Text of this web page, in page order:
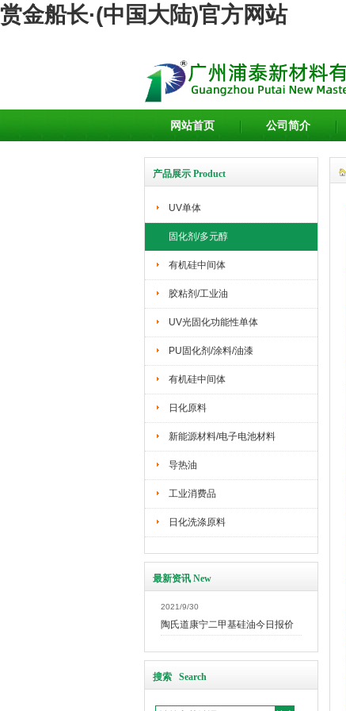
赏金船长·(中国大陆)官方网站
网站首页 公司简介
产品展示 Product
UV单体
固化剂/多元醇
有机硅中间体
胶粘剂/工业油
UV光固化功能性单体
PU固化剂/涂料/油漆
有机硅中间体
日化原料
新能源材料/电子电池材料
导热油
工业消费品
日化洗涤原料
最新资讯 New
2021/9/30
陶氏道康宁二甲基硅油今日报价
搜索 Search